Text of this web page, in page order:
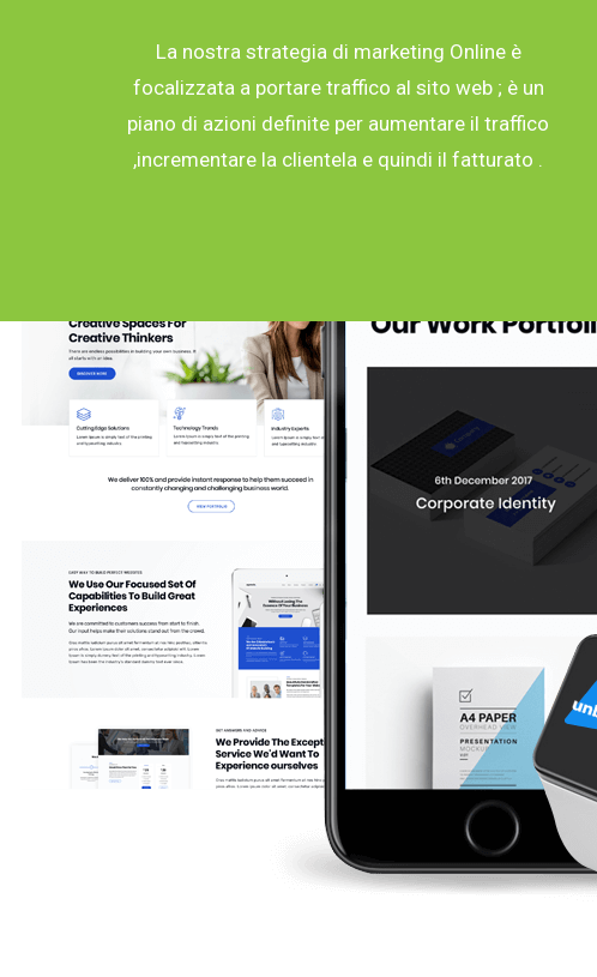
La nostra strategia di marketing Online è
focalizzata a portare traffico al sito web ; è un
piano di azioni definite per aumentare il traffico
,incrementare la clientela e quindi il fatturato .